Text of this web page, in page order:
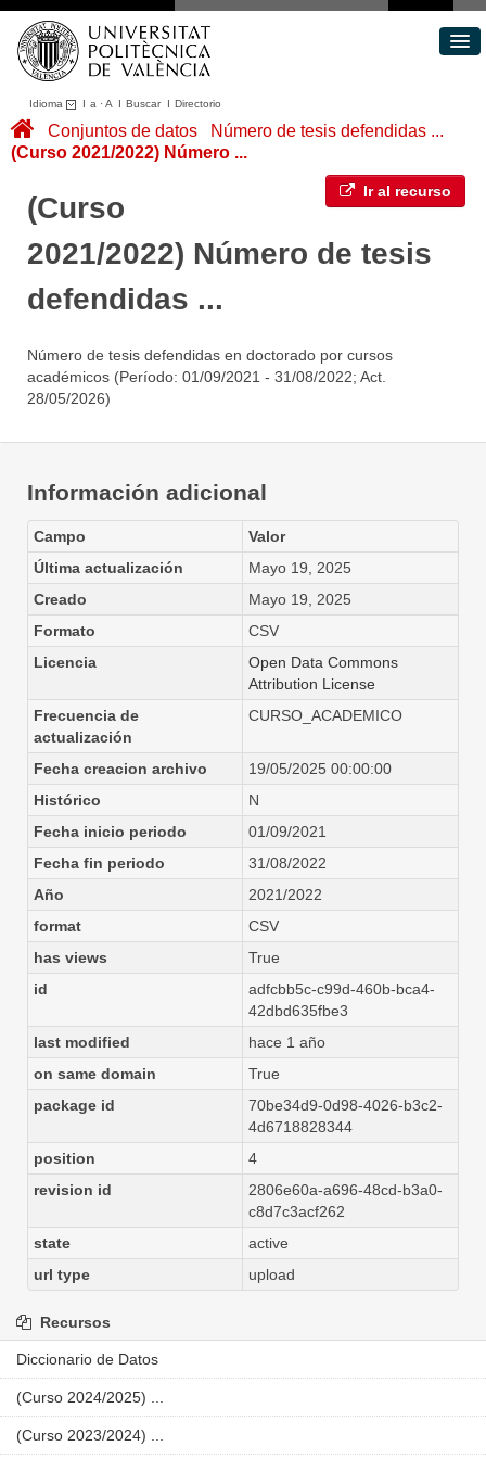
Idioma I a ·A I BuscarI Directorio
Conjuntos de datos
Áreas
Portal de Transparencia
Conjuntos de datos
Número de tesis defendidas ...
(Curso 2021/2022) Número ...
Ir al recurso
(Curso
2021/2022) Número de tesis
defendidas ...
Número de tesis defendidas en doctorado por cursos
académicos (Período: 01/09/2021 - 31/08/2022; Act.
28/05/2026)
Información adicional
Campo
Valor
Última actualización
Mayo 19, 2025
Creado
Mayo 19, 2025
Formato
CSV
Licencia
Open Data Commons
Attribution License
Frecuencia de
actualización
CURSO_ACADEMICO
Fecha creacion archivo
19/05/2025 00:00:00
Histórico
N
Fecha inicio periodo
01/09/2021
Fecha fin periodo
31/08/2022
Año
2021/2022
format
CSV
has views
True
id
adfcbb5c-c99d-460b-bca4-
42dbd635fbe3
last modified
hace 1 año
on same domain
True
package id
70be34d9-0d98-4026-b3c2-
4d6718828344
position
4
revision id
2806e60a-a696-48cd-b3a0-
c8d7c3acf262
state
active
url type
upload
Recursos
Diccionario de Datos
(Curso 2024/2025) ...
(Curso 2023/2024) ...